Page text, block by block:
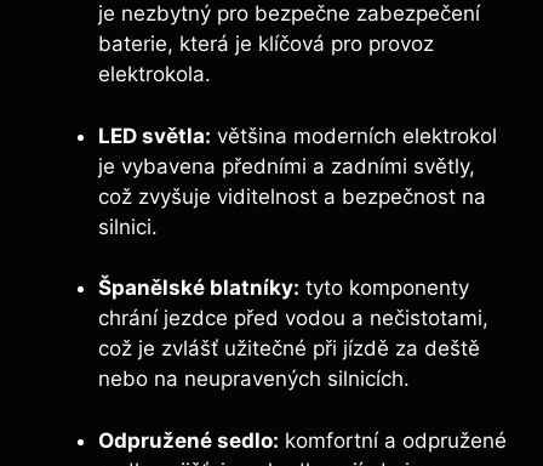
je nezbytný pro bezpečne zabezpečení
baterie, která je klíčová pro provoz
elektrokola.
LED světla: většina moderních elektrokol
je vybavena předními a zadními světly,
což zvyšuje viditelnost a bezpečnost na
silnici.
Španělské blatníky: tyto komponenty
chrání jezdce před vodou a nečistotami,
což je zvlášť užitečné při jízdě za deště
nebo na neupravených silnicích.
Odpružené sedlo: komfortní a odpružené